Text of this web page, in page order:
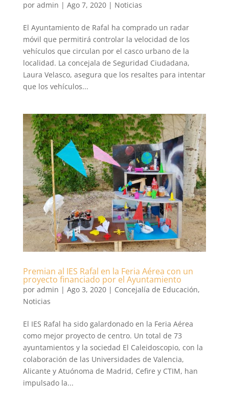
por admin | Ago 7, 2020| Noticias
El Ayuntamiento de Rafal ha comprado un radar
móvil que permitirá controlar la velocidad de los
vehículos que circulan por el casco urbano de la
localidad. La concejala de Seguridad Ciudadana,
Laura Velasco, asegura que los resaltes para intentar
que los vehículos...
Premian al IES Rafal en la Feria Aérea con un
proyecto financiado por el Ayuntamiento
por admin | Ago 3, 2020| Concejalía de Educación,
Noticias
El IES Rafal ha sido galardonado en la Feria Aérea
como mejor proyecto de centro. Un total de 73
ayuntamientos y la sociedad El Caleidoscopio, con la
colaboración de las Universidades de Valencia,
Alicante y Atuónoma de Madrid, Cefire y CTIM, han
impulsado la...